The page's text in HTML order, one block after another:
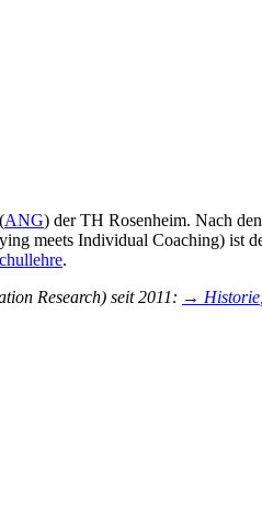
ANG) der TH Rosenheim. Nach
meets Individual Coaching) ist
.
Research) seit 2011: → Historie